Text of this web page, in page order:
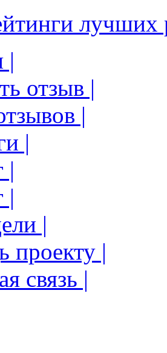
лучших
|
отзыв |
|
|
|
|
|
|
связь |